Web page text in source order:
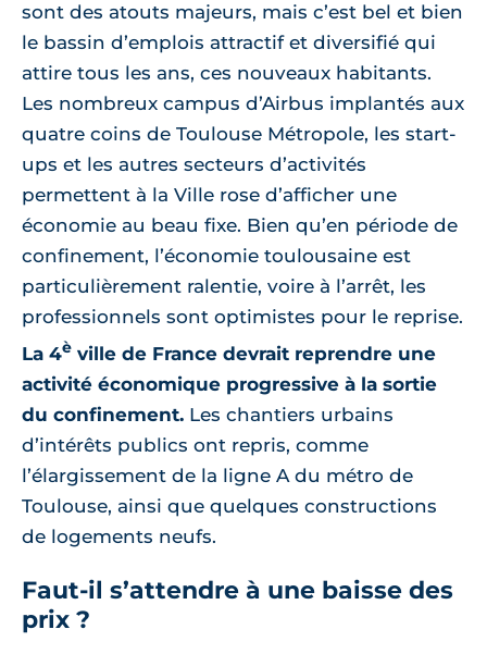
sont des atouts majeurs, mais c’est bel et bien
le bassin d’emplois attractif et diversifié qui
attire tous les ans, ces nouveaux habitants.
Les nombreux campus d’Airbus implantés aux
quatre coins de Toulouse Métropole, les start-
ups et les autres secteurs d’activités
permettent à la Ville rose d’afficher une
économie au beau fixe. Bien qu’en période de
confinement, l’économie toulousaine est
particulièrement ralentie, voire à l’arrêt, les
professionnels sont optimistes pour le reprise.
La 4è ville de France devrait reprendre une
activité économique progressive à la sortie
du confinement. Les chantiers urbains
d’intérêts publics ont repris, comme
l’élargissement de la ligne A du métro de
Toulouse, ainsi que quelques constructions
de logements neufs.
Faut-il s’attendre à une baisse des
prix ?